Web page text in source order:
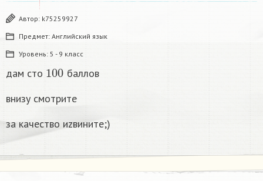
Автор: k75259927
Предмет: Английский язык
Уровень: 5 - 9 класс
дам сто
100
баллов
внизу смотрите
за качество иzвините;)